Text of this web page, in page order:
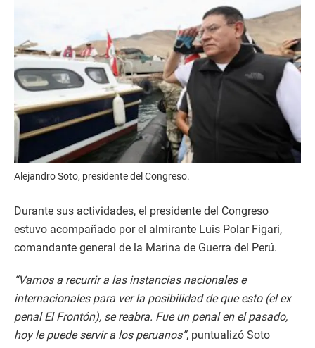
Alejandro Soto, presidente del Congreso.
Durante sus actividades, el presidente del Congreso
estuvo acompañado por el almirante Luis Polar Figari,
comandante general de la Marina de Guerra del Perú.
“Vamos a recurrir a las instancias nacionales e
internacionales para ver la posibilidad de que esto (el ex
penal El Frontón), se reabra. Fue un penal en el pasado,
hoy le puede servir a los peruanos”, puntualizó Soto